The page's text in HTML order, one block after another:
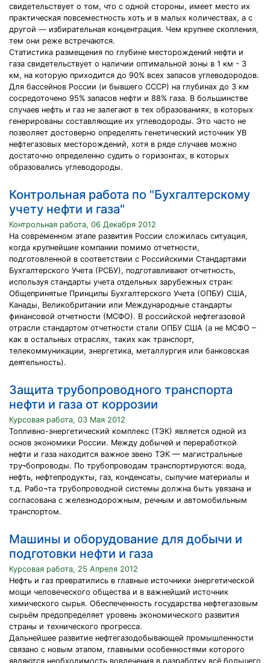
свидетельствует о том, что с одной стороны, имеет место их
практическая повсеместность хоть и в малых количествах, а с
другой — избирательная концентрация. Чем крупнее скопления,
тем они реже встречаются.
Статистика размещения по глубине месторождений нефти и
газа свидетельствует о наличии оптимальной зоны в 1 км - 3
км, на которую приходится до 90% всех запасов углеводородов.
Для бассейнов России (и бывшего СССР) на глубинах до 3 км
сосредоточено 95% запасов нефти и 88% газа. В большинстве
случаев нефть и газ не залегают в тех образованиях, в которых
генерированы составляющие их углеводороды. Это часто не
позволяет достоверно определять генетический источник УВ
нефтегазовых месторождений, хотя в ряде случаев можно
достаточно определенно судить о горизонтах, в которых
образовались углеводороды.
Контрольная работа по "Бухгалтерскому
учету нефти и газа"
Контрольная работа, 06 Декабря 2012
На современном этапе развития России сложилась ситуация,
когда крупнейшие компании помимо отчетности,
подготовленной в соответствии с Российскими Стандартами
Бухгалтерского Учета (РСБУ), подготавливают отчетность,
используя стандарты учета отдельных зарубежных стран:
Общепринятые Принципы Бухгалтерского Учета (ОПБУ) США,
Канады, Великобритании или Международные стандарты
финансовой отчетности (МСФО). В российской нефтегазовой
отрасли стандартом отчетности стали ОПБУ США (а не МСФО –
как в остальных отраслях, таких как транспорт,
телекоммуникации, энергетика, металлургия или банковская
деятельность).
Защита трубопроводного транспорта
нефти и газа от коррозии
Курсовая работа, 03 Мая 2012
Топливно-энергетический комплекс (ТЭК) является одной из
основ экономики России. Между добычей и переработкой
нефти и газа находится важное звено ТЭК — магистральные
тру¬бопроводы. По трубопроводам транспортируются: вода,
нефть, нефтепродукты, газ, конденсаты, сыпучие материалы и
т.д. Рабо¬та трубопроводной системы должна быть увязана и
согласована с железнодорожным, речным и автомобильным
транспортом.
Машины и оборудование для добычи и
подготовки нефти и газа
Курсовая работа, 25 Апреля 2012
Нефть и газ превратились в главные источники энергетической
мощи человеческого общества и в важнейший источник
химического сырья. Обеспеченность государства нефтегазовым
сырьём предопределяет уровень экономического развития
страны и технического прогресса.
Дальнейшее развитие нефтегазодобывающей промышленности
связано с новым этапом, главными особенностями которого
являются необходимость вовлечения в разработку всё большего